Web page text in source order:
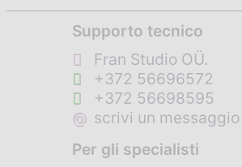
Supporto tecnico
Fran Studio OÜ.
+372 56696572
+372 56698595
@ scrivi un messaggio
Per gli specialisti